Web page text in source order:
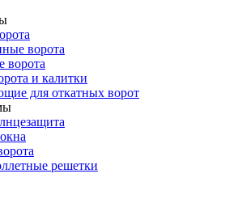
ворота
ворота
и калитки
для откатных ворот
решетки